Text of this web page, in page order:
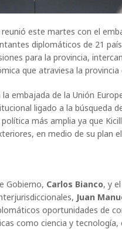
reunió este martes con el
diplomáticos de 21
para la provincia,
que atraviesa la provincia
embajada de la Unión
ligado a la búsqueda
más amplia ya que
en medio de su plan
Gobierno, Carlos Bianco, y
Juan
oportunidades de
como ciencia y tecnología,